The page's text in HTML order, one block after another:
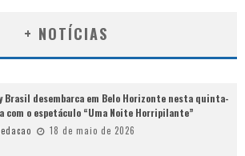
+ NOTÍCIAS
Brasil desembarca em Belo Horizonte nesta quinta-
com o espetáculo “Uma Noite Horripilante”
18 de maio de 2026